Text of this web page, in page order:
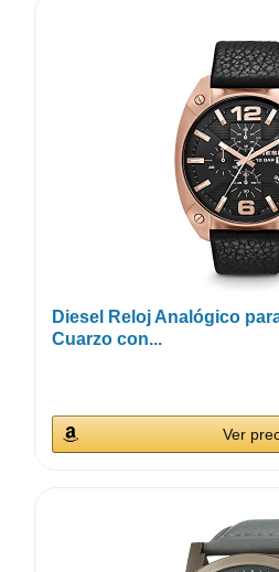
Diesel Reloj Analógico
Cuarzo con...
Ver